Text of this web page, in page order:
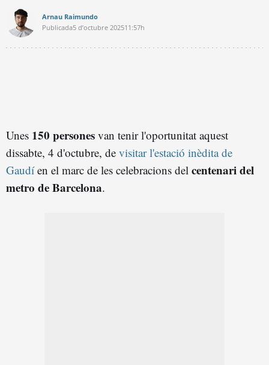
Arnau Raimundo
Publicada5 d’octubre 202511:57h
Unes 150 persones van tenir l'oportunitat aquest
dissabte, 4 d'octubre, de visitar l'estació inèdita de
Gaudíen el marc de les celebracions del centenari del
metro de Barcelona.